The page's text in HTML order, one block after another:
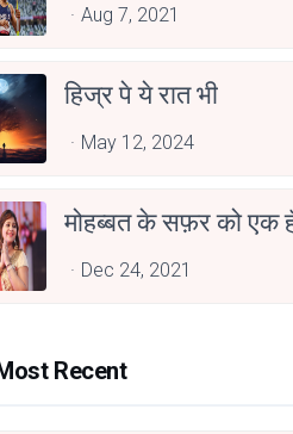
Aug 7, 2021
हिज्र पे ये रात भी
May 12, 2024
Dec 24, 2021
Recent